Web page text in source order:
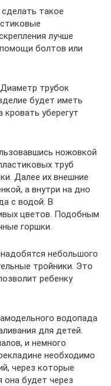
такое
лучше
болтов или
трубок
будет иметь
уберегут
ножовкой
труб
Далее их внешние
а внутри на дно
с водой. В
цветов. Подобным
горшки.
небольшого
тройники. Это
ребенку
водопада
для детей.
и немного
необходимо
через которые
она будет через